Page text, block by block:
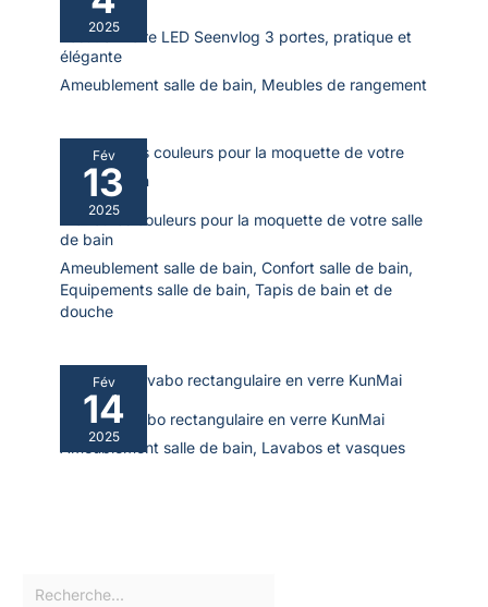
étape, et des pièces bien étiquetées pour un processus
d'assemblage rapide et simple. Le plan de travail et le corps
du meuble sont tous deux en bois certifié FSC, garantissant
une provenance responsable. Si vous avez des questions lors
de l'assemblage ou de l'utilisation, nous nous engageons à
vous apporter notre aide
2025
Test : armoire LED Seenvlog 3 portes, pratique et
élégante
Ameublement salle de bain, Meubles de rangement
Fév
13
2025
Meilleures couleurs pour la moquette de votre salle
de bain
Ameublement salle de bain, Confort salle de bain,
Equipements salle de bain, Tapis de bain et de
douche
Fév
14
2025
Test du lavabo rectangulaire en verre KunMai
Ameublement salle de bain, Lavabos et vasques